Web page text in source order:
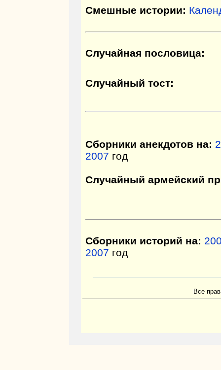
Смешные истории:
Случайная пословица:
Случайный тост:
Сборники анекдотов на:
2007 год
Случайный армейский
Сборники историй на:
2007 год
Все